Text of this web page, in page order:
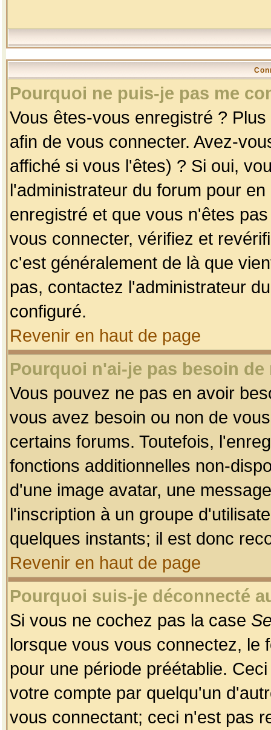
Pourquoi ne puis-je pas me
Vous êtes-vous enregistré ?
afin de vous connecter. Avez-
affiché si vous l'êtes) ? Si oui,
l'administrateur du forum pour
enregistré et que vous n'êtes
vous connecter, vérifiez et
c'est généralement de là que
pas, contactez l'administrateur
configuré.
Revenir en haut de page
Pourquoi n'ai-je pas besoin
Vous pouvez ne pas en avoir
vous avez besoin ou non de
certains forums. Toutefois,
fonctions additionnelles non-
d'une image avatar, une
l'inscription à un groupe
quelques instants; il est donc
Revenir en haut de page
Pourquoi suis-je déconnecté
Si vous ne cochez pas la case
lorsque vous vous connectez, le
pour une période préétablie.
votre compte par quelqu'un
vous connectant; ceci n'est pas